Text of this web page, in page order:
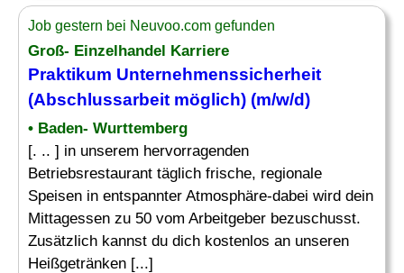
Job gestern bei Neuvoo.com gefunden
Groß- Einzelhandel Karriere
Praktikum Unternehmenssicherheit
(Abschlussarbeit möglich) (m/w/d)
• Baden- Wurttemberg
[. .. ] in unserem hervorragenden
Betriebsrestaurant täglich frische, regionale
Speisen in entspannter Atmosphäre-dabei wird dein
Mittagessen zu 50 vom Arbeitgeber bezuschusst.
Zusätzlich kannst du dich kostenlos an unseren
Heißgetränken [...]